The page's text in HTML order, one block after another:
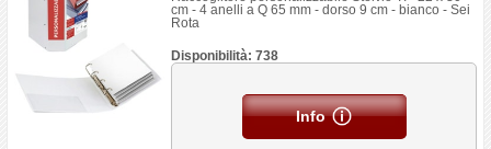
cm - 4 anelli a Q 65 mm - dorso 9 cm - bianco - Sei
Rota
Disponibilità: 738
Info